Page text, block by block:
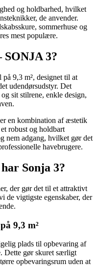
og holdbarhed, hvilket
de anvender.
sommerhuse og
mest populære.
SONJA 3?
på 9,3 m², designet til at
udendørsudstyr. Det
sit stilrene, enkle design,
en kombination af æstetik
robust og holdbart
nem adgang, hvilket gør det
havebrugere.
Sonja 3?
der gør det til et attraktivt
de vigtigste egenskaber, der
9,3 m²
plads til opbevaring af
Dette gør skuret særligt
opbevaringsrum uden at